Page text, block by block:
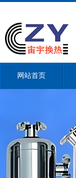
网站首页